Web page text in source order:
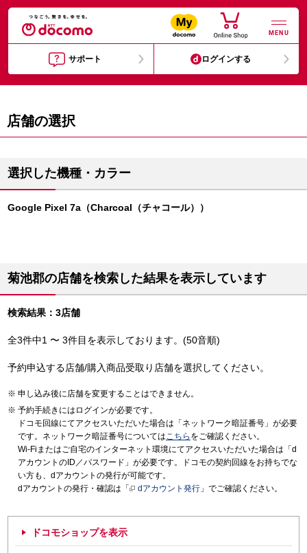
MENU
サポート ログインする
店舗の選択
選択した機種・カラー
Google Pixel 7a（Charcoal（チャコール））
菊池郡の店舗を検索した結果を表示しています
検索結果：3店舗
全3件中1 〜 3件目を表示しております。(50音順)
予約申込する店舗/購入商品受取り店舗を選択してください。
申し込み後に店舗を変更することはできません。
予約手続きにはログインが必要です。
ドコモ回線にてアクセスいただいた場合は「ネットワーク暗証番号」が必要
です。ネットワーク暗証番号についてはこちら をご確認ください。
Wi-Fiまたはご自宅のインターネット環境にてアクセスいただいた場合は「d
アカウントのID／パスワード」が必要です。ドコモの契約回線をお持ちでな
い方も、dアカウントの発行が可能です。
dアカウントの発行・確認は「
dアカウント発行 」でご確認ください。
ドコモショップを表示